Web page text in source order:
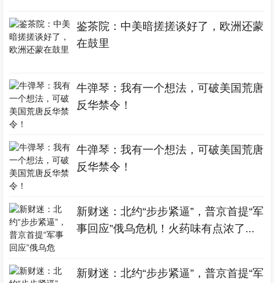
鉴茶院：中美暗搓搓谈好了，欧洲还蒙
在鼓里
牛弹琴：我有一个想法，可破美国荒唐
反华禁令！
牛弹琴：我有一个想法，可破美国荒唐
反华禁令！
新财迷：北约“步步紧逼”，普京首提“军
事回应”俄乌危机！火药味有点浓了...
新财迷：北约“步步紧逼”，普京首提“军